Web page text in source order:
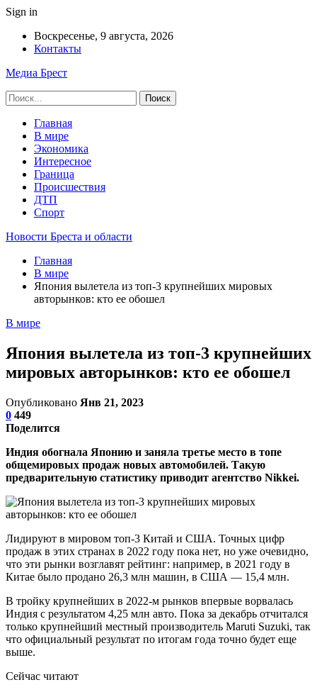
Sign in
Воскресенье, 9 августа, 2026
Контакты
Медиа Брест
Главная
В мире
Экономика
Интересное
Граница
Происшествия
ДТП
Спорт
Новости Бреста и области
Главная
В мире
Япония вылетела из топ-3 крупнейших мировых
авторынков: кто ее обошел
В мире
Япония вылетела из топ-3 крупнейших
мировых авторынков: кто ее обошел
Опубликовано Янв 21, 2023
0 449
Поделится
Индия обогнала Японию и заняла третье место в топе
общемировых продаж новых автомобилей. Такую
предварительную статистику приводит агентство Nikkei.
Лидируют в мировом топ-3 Китай и США. Точных цифр
продаж в этих странах в 2022 году пока нет, но уже очевидно,
что эти рынки возглавят рейтинг: например, в 2021 году в
Китае было продано 26,3 млн машин, в США — 15,4 млн.
В тройку крупнейших в 2022-м рынков впервые ворвалась
Индия с результатом 4,25 млн авто. Пока за декабрь отчитался
только крупнейший местный производитель Maruti Suzuki, так
что официальный результат по итогам года точно будет еще
выше.
Сейчас читают